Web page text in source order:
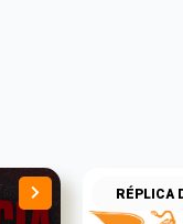
RÉPLICA